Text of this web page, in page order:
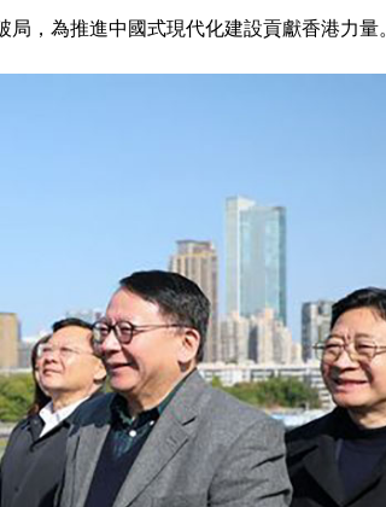
，為推進中國式現代化建設貢獻香港力量。